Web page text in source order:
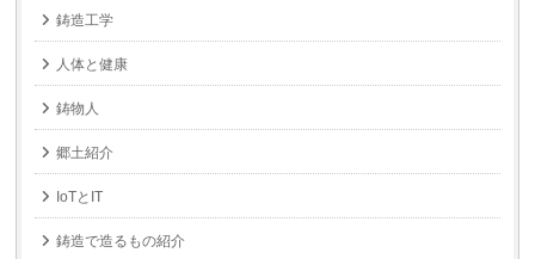
鋳造工学
人体と健康
鋳物人
郷土紹介
IoTとIT
鋳造で造るもの紹介